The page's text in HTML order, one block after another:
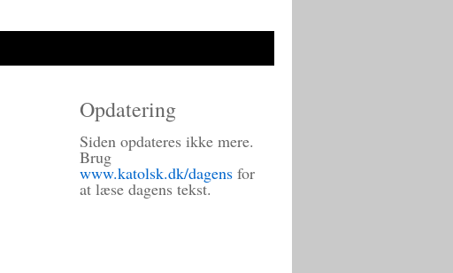
Opdatering
Siden opdateres ikke mere.
Brug
www.katolsk.dk/dagens for
at læse dagens tekst.